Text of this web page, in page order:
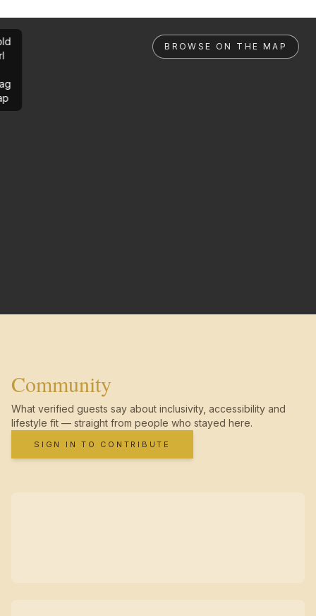
BROWSE ON THE MAP
Community
What verified guests say about inclusivity, accessibility and
lifestyle fit — straight from people who stayed here.
SIGN IN TO CONTRIBUTE